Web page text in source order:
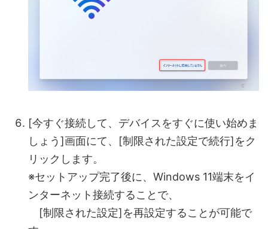
[今すぐ接続して、デバイスをすぐに使い始めま
しょう]画面にて、[制限された設定で続行]をク
リックします。
※セットアップ完了後に、Windows 11端末をイ
ンターネット接続することで、
[制限された設定]を再設定することが可能で